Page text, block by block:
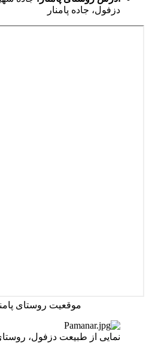
دزفول، جاده پامنار
موقعیت روستای
نمایی از طبیعت دزفول، روستای